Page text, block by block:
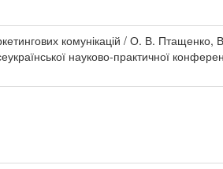
комунікацій / О. В.
науково-практичної